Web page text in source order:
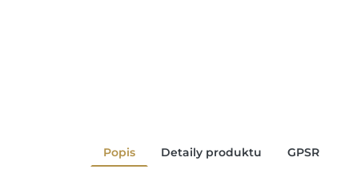
Popis Detaily produktu GPSR